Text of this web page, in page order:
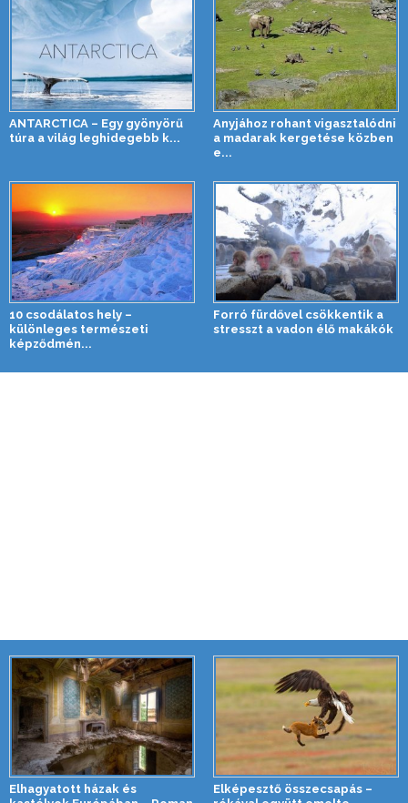
ANTARCTICA – Egy gyönyörű
túra a világ leghidegebb k...
Anyjához rohant vigasztalódni
a madarak kergetése közben
e...
10 csodálatos hely –
különleges természeti
képződmén...
Forró fürdővel csökkentik a
stresszt a vadon élő makákók
Elhagyatott házak és
Elképesztő összecsapás –